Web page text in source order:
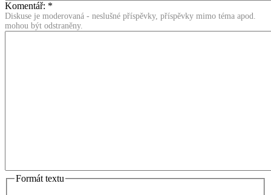
Komentář: *
Diskuse je moderovaná - neslušné příspěvky, příspěvky mimo téma apod.
mohou být odstraněny.
Formát textu